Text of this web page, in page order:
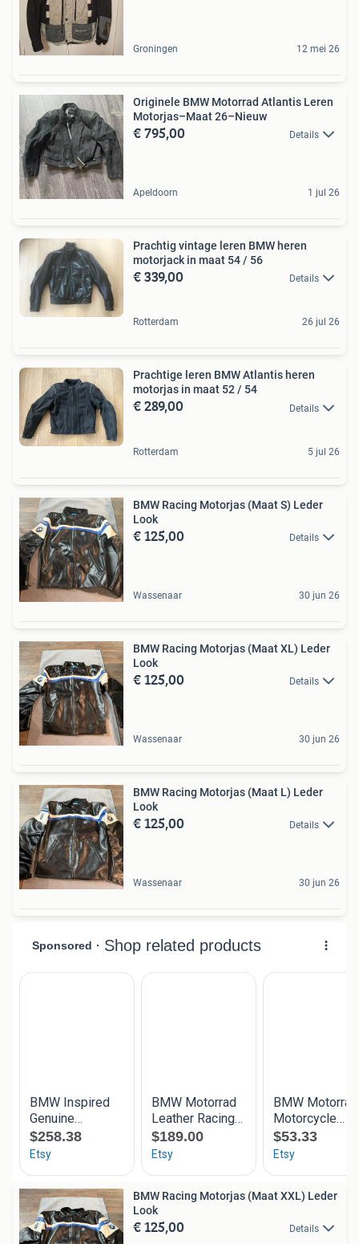
Groningen 12 mei 26
Originele BMW Motorrad Atlantis Leren
Motorjas–Maat 26–Nieuw
€ 795,00 Details
Apeldoorn 1 jul 26
Prachtig vintage leren BMW heren
motorjack in maat 54 / 56
€ 339,00 Details
Rotterdam 26 jul 26
Prachtige leren BMW Atlantis heren
motorjas in maat 52 / 54
€ 289,00 Details
Rotterdam 5 jul 26
BMW Racing Motorjas (Maat S) Leder
Look
€ 125,00 Details
Wassenaar 30 jun 26
BMW Racing Motorjas (Maat XL) Leder
Look
€ 125,00 Details
Wassenaar 30 jun 26
BMW Racing Motorjas (Maat L) Leder
Look
€ 125,00 Details
Wassenaar 30 jun 26
BMW Racing Motorjas (Maat XXL) Leder
Look
€ 125,00 Details